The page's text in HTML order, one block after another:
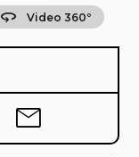
360 Video 360º
mail